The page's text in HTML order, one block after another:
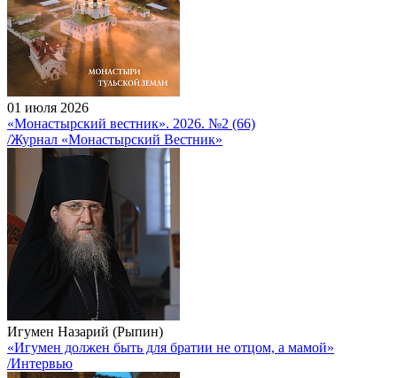
01 июля 2026
«Монастырский вестник». 2026. №2 (66)
/Журнал «Монастырский Вестник»
Игумен Назарий (Рыпин)
«Игумен должен быть для братии не отцом, а мамой»
/Интервью